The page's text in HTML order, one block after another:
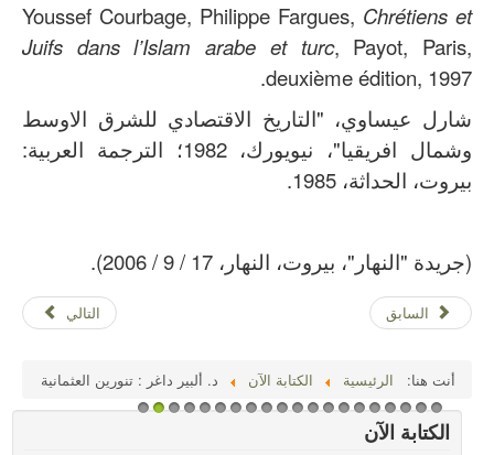
Youssef Courbage, Philippe Fargues, Chrétiens et
Juifs dans l’Islam arabe et turc, Payot, Paris,
deuxième édition, 1997.
شارل عيساوي، "التاريخ الاقتصادي للشرق الاوسط
وشمال افريقيا"، نيويورك، 1982؛ الترجمة العربية:
بيروت، الحداثة، 1985.
(جريدة "النهار"، بيروت، النهار، 17 / 9 / 2006).
السابق التالي
أنت هنا: الرئيسية الكتابة الآن د. ألبير داغر : تنورين العثمانية
الكتابة الآن
1
6
1
7
1
8
1
9
2
0